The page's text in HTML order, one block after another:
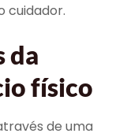
cuidador.
da
físico
de uma